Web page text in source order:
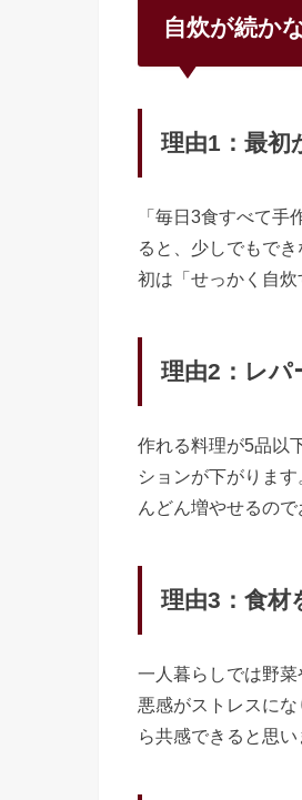
自炊が続か
理由1：最初
「毎日3食すべて
ると、少しでもで
初は「せっかく自
理由2：レパ
作れる料理が5品以
ションが下がります
んどん増やせるので
理由3：食材
一人暮らしでは野
悪感がストレスに
ら共感できると思い